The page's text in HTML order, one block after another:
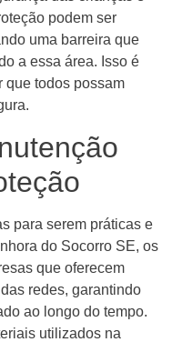
podem ser
uma barreira que
a essa área. Isso é
que todos possam
para serem práticas e
do Socorro SE, os
que oferecem
redes, garantindo
ao longo do tempo.
utilizados na